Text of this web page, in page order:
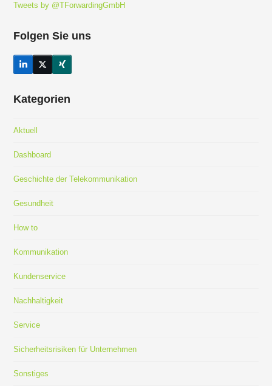
Tweets by @TForwardingGmbH
Folgen Sie uns
LinkedInTwitter
(deprecated)
Xing
Kategorien
Aktuell
Dashboard
Geschichte der Telekommunikation
Gesundheit
How to
Kommunikation
Kundenservice
Nachhaltigkeit
Service
Sicherheitsrisiken für Unternehmen
Sonstiges